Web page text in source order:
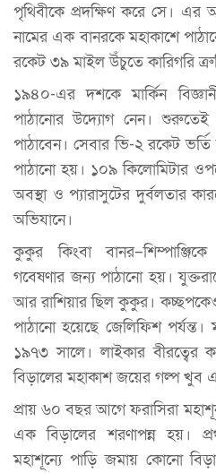
পৃথিবীকে প্রদক্ষিণ করে সে। এর
নামের এক বানরকে মহাকাশে
রকেট ৩৯ মাইল উঁচুতে কারিগরি
১৯৪০-এর দশকে মার্কিন
পাঠানোর উদ্যোগ নেন। শুরুতেই
পাঠাবেন। সেবার ভি-২ রকেট
পাঠানো হয়। ১০৯ কিলোমিটার
অবস্থা ও প্যারাসুটের দুর্বলতার
অভিযানে।
কুকুর কিংবা
গবেষণার জন্য পাঠানো হয়।
আর রাশিয়ার ছিল কুকুর। কচ্ছপকেও
পাঠানো হয়েছে জেলিফিশ
১৯৭৩ সালে। লাইকার
বিড়ালের মহাকাশ জয়ের গল্প খুব
প্রায় ৬০ বছর আগে ফরাসিরা
এক বিড়ালের শরণাপন্ন হয়।
মহাশূন্যে পাড়ি জমায় কোনো